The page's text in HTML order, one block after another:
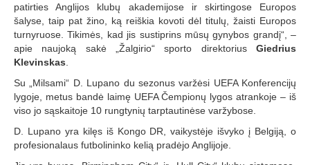
patirties Anglijos klubų akademijose ir skirtingose Europos
šalyse, taip pat žino, ką reiškia kovoti dėl titulų, žaisti Europos
turnyruose. Tikimės, kad jis sustiprins mūsų gynybos grandį“, –
apie naujoką sakė „Žalgirio“ sporto direktorius Giedrius
Klevinskas.
Su „Milsami“ D. Lupano du sezonus varžėsi UEFA Konferencijų
lygoje, metus bandė laimę UEFA Čempionų lygos atrankoje – iš
viso jo sąskaitoje 10 rungtynių tarptautinėse varžybose.
D. Lupano yra kilęs iš Kongo DR, vaikystėje išvyko į Belgiją, o
profesionalaus futbolininko kelią pradėjo Anglijoje.